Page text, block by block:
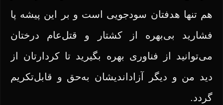
هم تنها هدفتان سودجویی است و بر این پیشه پا
فشارید بی‌بهره از کشتار و قتل‌عام درختان
می‌توانید از فناوری بهره بگیرید تا کردارتان از
دید من و دیگر آزاداندیشان به‌حق و قابل‌تکریم
گردد.